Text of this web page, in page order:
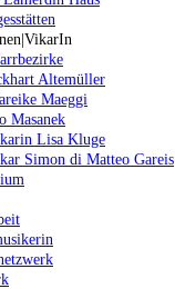
Altemüller
Maeggi
Masanek
Lisa Kluge
Simon di Matteo Gareis